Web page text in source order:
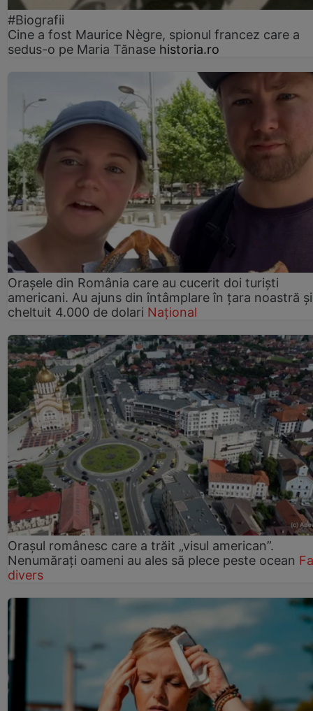
#Biografii
Cine a fost Maurice Nègre, spionul francez care a
sedus-o pe Maria Tănase historia.ro
Orașele din România care au cucerit doi turiști
americani. Au ajuns din întâmplare în țara noastră
cheltuit 4.000 de dolari Național
Orașul românesc care a trăit „visul american”.
Nenumărați oameni au ales să plece peste ocean
divers